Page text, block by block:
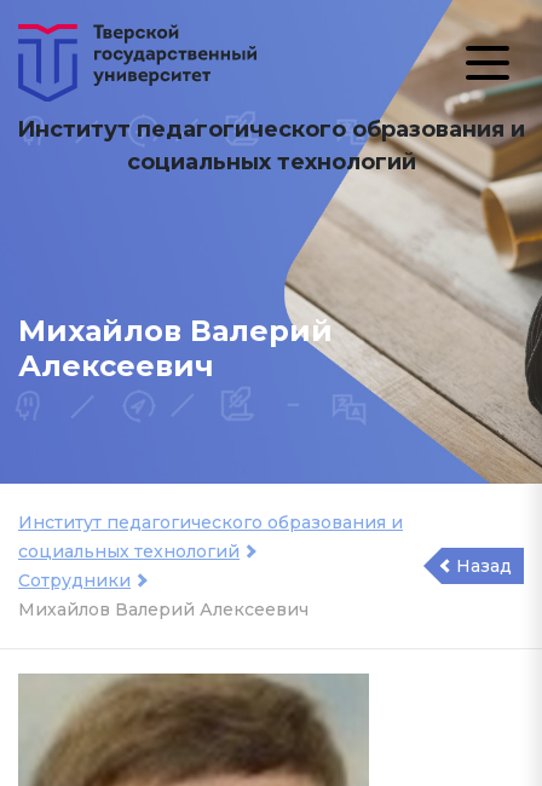
Институт педагогического образования и
социальных технологий
Михайлов Валерий
Алексеевич
Институт педагогического образования и
социальных технологий
Сотрудники
Михайлов Валерий Алексеевич
Назад